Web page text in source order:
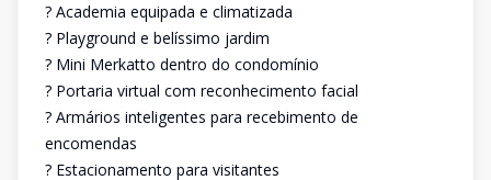
? Academia equipada e climatizada
? Playground e belíssimo jardim
? Mini Merkatto dentro do condomínio
? Portaria virtual com reconhecimento facial
? Armários inteligentes para recebimento de
encomendas
? Estacionamento para visitantes